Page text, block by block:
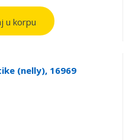
u korpu
(nelly), 16969